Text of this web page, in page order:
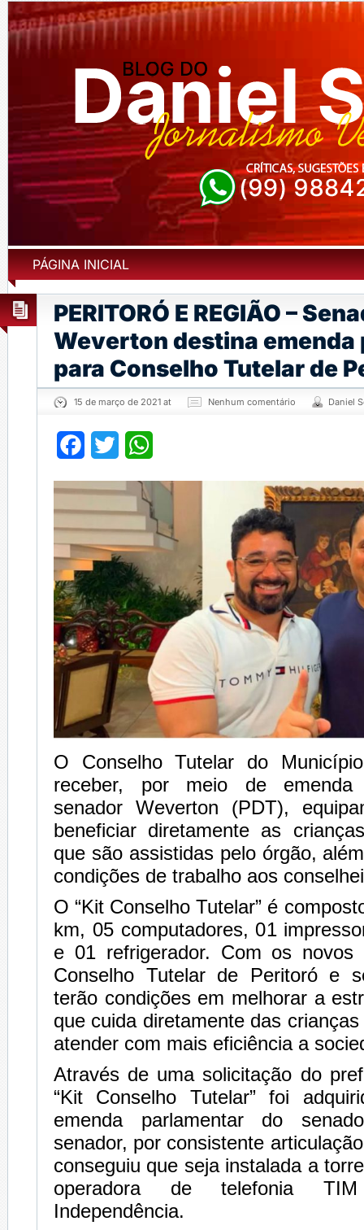
PÁGINA INICIAL
PERITORÓ E REGIÃO –
Weverton destina emenda
para Conselho Tutelar de
15 de março de 2021 at Nenhum comentário Daniel
Facebook
Twitter
O Conselho Tutelar do
receber, por meio de emenda
senador Weverton (PDT),
beneficiar diretamente as
que são assistidas pelo órgão,
condições de trabalho aos
O “Kit Conselho Tutelar” é
km, 05 computadores, 01
e 01 refrigerador. Com os novos
Conselho Tutelar de Peritoró e
terão condições em melhorar a
que cuida diretamente das
atender com mais eficiência a
Através de uma solicitação do
“Kit Conselho Tutelar” foi
emenda parlamentar do
senador, por consistente
conseguiu que seja instalada a
operadora de telefonia
Independência.